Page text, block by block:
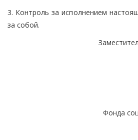
3. Контроль за исполнением
за собой.
Фонда